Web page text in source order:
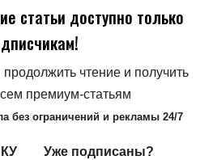
статьи доступно только
чтение и получить
премиум-статьям
без ограничений и рекламы 24/7
Уже подписаны?